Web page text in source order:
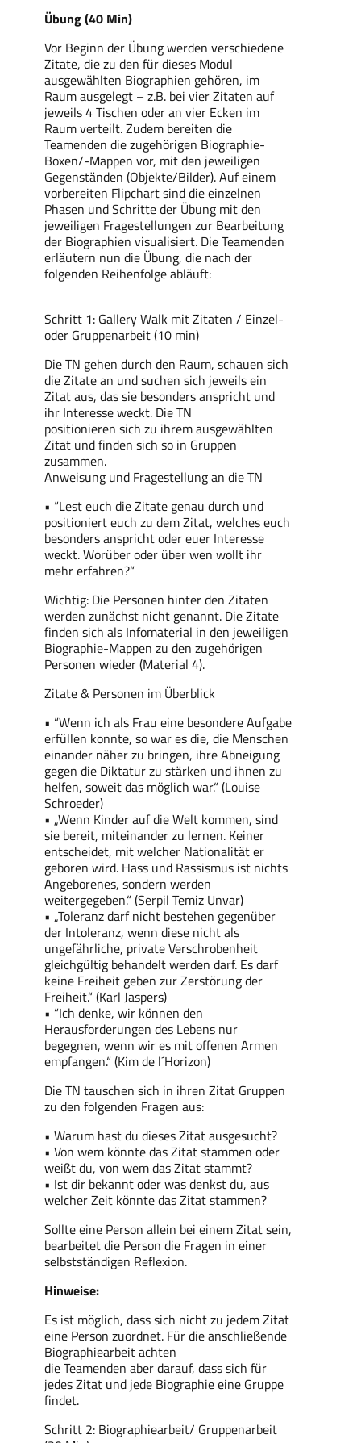
Übung (40 Min)
Vor Beginn der Übung werden verschiedene
Zitate, die zu den für dieses Modul
ausgewählten Biographien gehören, im
Raum ausgelegt – z.B. bei vier Zitaten auf
jeweils 4 Tischen oder an vier Ecken im
Raum verteilt. Zudem bereiten die
Teamenden die zugehörigen Biographie-
Boxen/-Mappen vor, mit den jeweiligen
Gegenständen (Objekte/Bilder). Auf einem
vorbereiten Flipchart sind die einzelnen
Phasen und Schritte der Übung mit den
jeweiligen Fragestellungen zur Bearbeitung
der Biographien visualisiert. Die Teamenden
erläutern nun die Übung, die nach der
folgenden Reihenfolge abläuft:
Schritt 1: Gallery Walk mit Zitaten / Einzel-
oder Gruppenarbeit (10 min)
Die TN gehen durch den Raum, schauen sich
die Zitate an und suchen sich jeweils ein
Zitat aus, das sie besonders anspricht und
ihr Interesse weckt. Die TN
positionieren sich zu ihrem ausgewählten
Zitat und finden sich so in Gruppen
zusammen.
Anweisung und Fragestellung an die TN
• “Lest euch die Zitate genau durch und
positioniert euch zu dem Zitat, welches euch
besonders anspricht oder euer Interesse
weckt. Worüber oder über wen wollt ihr
mehr erfahren?“
Wichtig: Die Personen hinter den Zitaten
werden zunächst nicht genannt. Die Zitate
finden sich als Infomaterial in den jeweiligen
Biographie-Mappen zu den zugehörigen
Personen wieder (Material 4).
Zitate & Personen im Überblick
• “Wenn ich als Frau eine besondere Aufgabe
erfüllen konnte, so war es die, die Menschen
einander näher zu bringen, ihre Abneigung
gegen die Diktatur zu stärken und ihnen zu
helfen, soweit das möglich war.“ (Louise
Schroeder)
• „Wenn Kinder auf die Welt kommen, sind
sie bereit, miteinander zu lernen. Keiner
entscheidet, mit welcher Nationalität er
geboren wird. Hass und Rassismus ist nichts
Angeborenes, sondern werden
weitergegeben.“ (Serpil Temiz Unvar)
• „Toleranz darf nicht bestehen gegenüber
der Intoleranz, wenn diese nicht als
ungefährliche, private Verschrobenheit
gleichgültig behandelt werden darf. Es darf
keine Freiheit geben zur Zerstörung der
Freiheit.“ (Karl Jaspers)
• “Ich denke, wir können den
Herausforderungen des Lebens nur
begegnen, wenn wir es mit offenen Armen
empfangen.“ (Kim de l´Horizon)
Die TN tauschen sich in ihren Zitat Gruppen
zu den folgenden Fragen aus:
• Warum hast du dieses Zitat ausgesucht?
• Von wem könnte das Zitat stammen oder
weißt du, von wem das Zitat stammt?
• Ist dir bekannt oder was denkst du, aus
welcher Zeit könnte das Zitat stammen?
Sollte eine Person allein bei einem Zitat sein,
bearbeitet die Person die Fragen in einer
selbstständigen Reflexion.
Hinweise:
Es ist möglich, dass sich nicht zu jedem Zitat
eine Person zuordnet. Für die anschließende
Biographiearbeit achten
die Teamenden aber darauf, dass sich für
jedes Zitat und jede Biographie eine Gruppe
findet.
Schritt 2: Biographiearbeit/ Gruppenarbeit